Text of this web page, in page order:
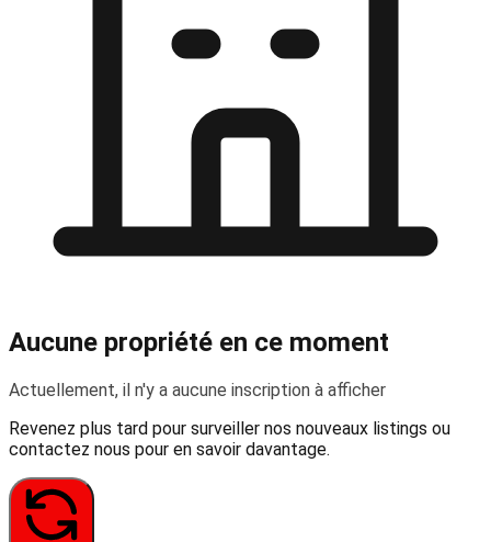
Aucune propriété en ce moment
Actuellement, il n'y a aucune inscription à afficher
Revenez plus tard pour surveiller nos nouveaux listings ou
contactez nous pour en savoir davantage.